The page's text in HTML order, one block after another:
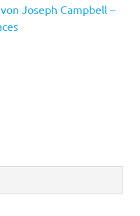
Joseph Campbell –